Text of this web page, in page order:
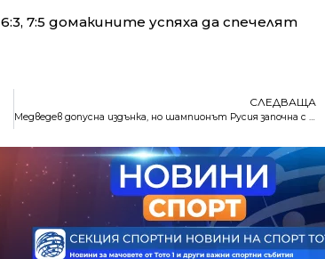
7:5 домакините успяха да спечелят
СЛЕДВАЩА
Медведев допусна издънка, но шампионът Русия започна с победа на АТР Cup